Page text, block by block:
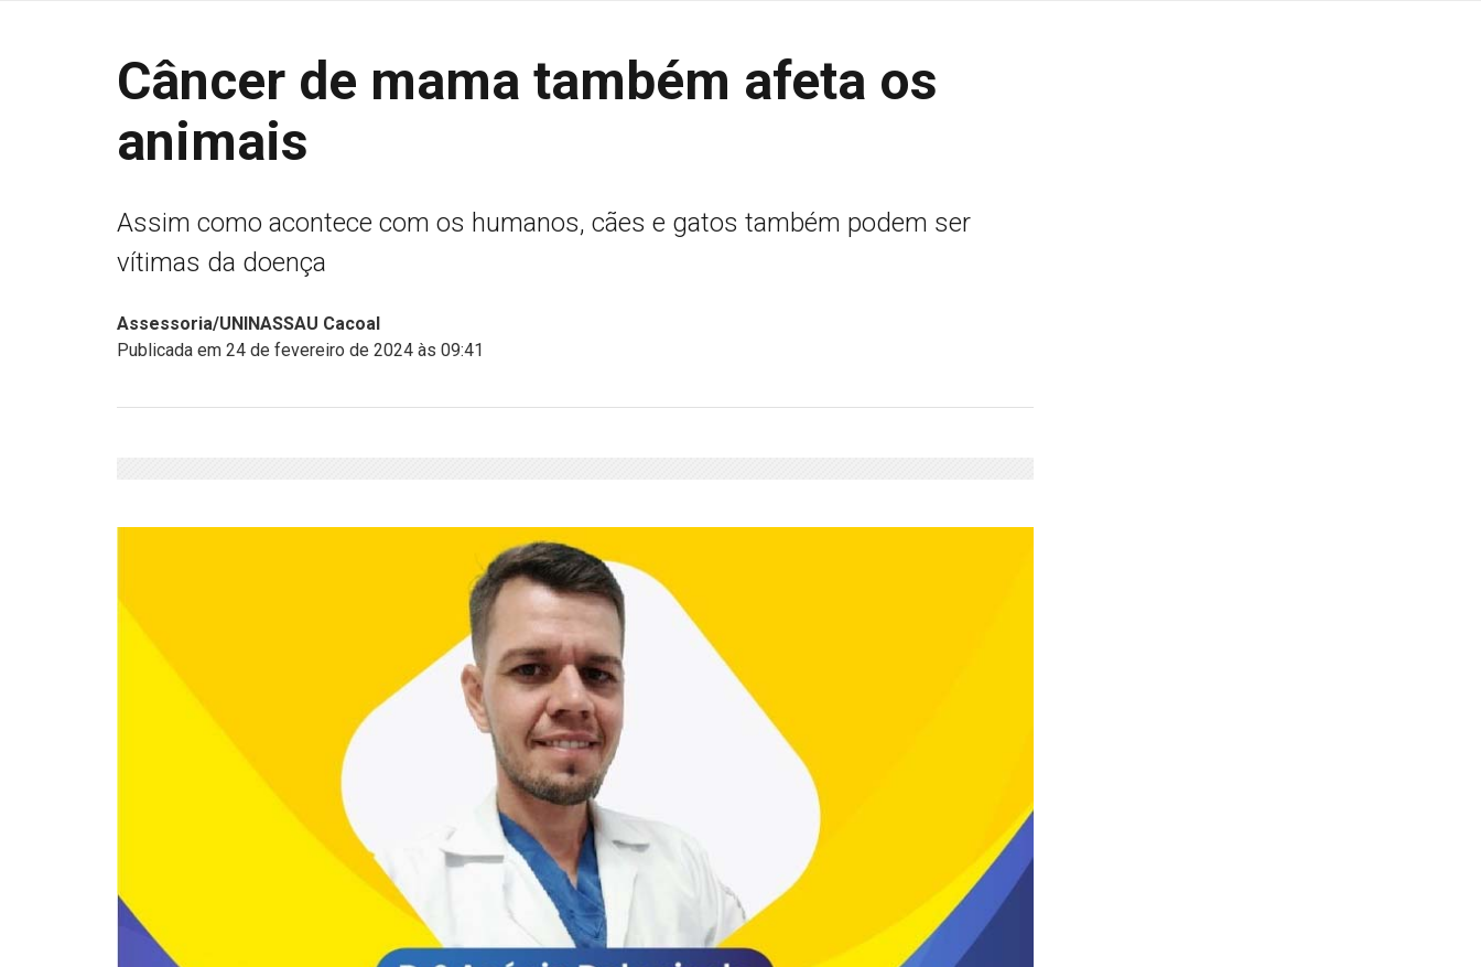
Câncer de mama também afeta os
animais
Assim como acontece com os humanos, cães e gatos também podem ser
vítimas da doença
Assessoria/UNINASSAU Cacoal
Publicada em 24 de fevereiro de 2024 às 09:41